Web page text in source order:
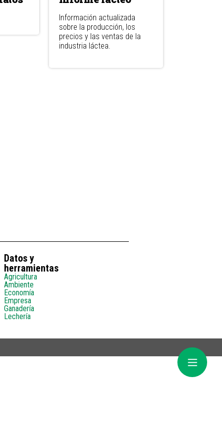
Información actualizada
sobre la producción, los
precios y las ventas de la
industria láctea.
Datos y
herramientas
Agricultura
Ambiente
Economía
Empresa
Ganadería
Lechería